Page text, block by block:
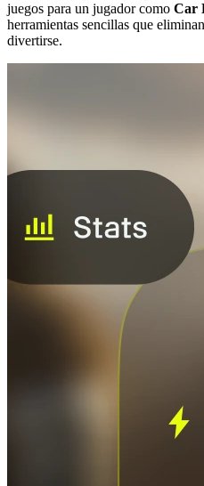
juegos para un jugador como Car
herramientas sencillas que
divertirse.